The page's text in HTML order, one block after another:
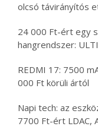
olcsó távirányítós
24 000 Ft-ért egy
hangrendszer:
REDMI 17: 7500
000 Ft körüli ártól
Napi tech: az
7700 Ft-ért LDAC,